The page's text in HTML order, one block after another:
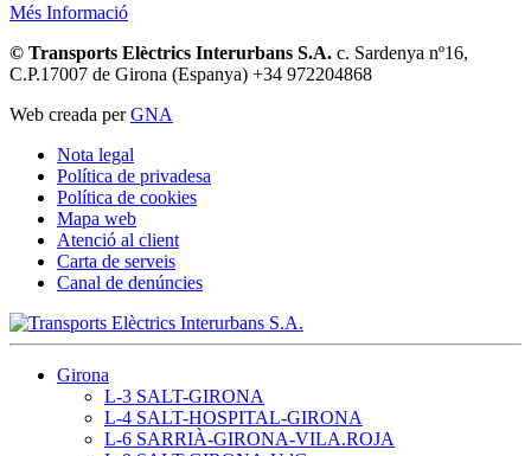
Més Informació
© Transports Elèctrics Interurbans S.A. c. Sardenya nº16,
C.P.17007 de Girona (Espanya) +34 972204868
Web creada perGNA
Nota legal
Política de privadesa
Política de cookies
Mapa web
Atenció al client
Carta de serveis
Canal de denúncies
Girona
L-3 SALT-GIRONA
L-4 SALT-HOSPITAL-GIRONA
L-6 SARRIÀ-GIRONA-VILA.ROJA